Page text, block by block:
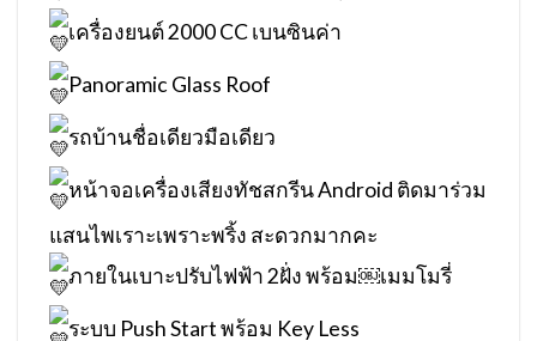
เครื่องยนต์ 2000 CC เบนซินค่า
Panoramic Glass Roof
รถบ้านชื่อเดียวมือเดียว
หน้าจอเครื่องเสียงทัชสกรีน Android ติดมาร่วม
แสนไพเราะเพราะพริ้ง สะดวกมากคะ
ภายในเบาะปรับไฟฟ้า 2ฝั่ง พร้อม￼เมมโมรี่
ระบบ Push Start พร้อม Key Less